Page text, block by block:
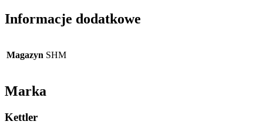
Informacje dodatkowe
Magazyn SHM
Marka
Kettler